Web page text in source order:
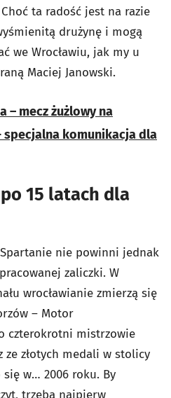
ta radość jest na razie
drużynę i mogą
we Wrocławiu, jak my u
Maciej Janowski.
– mecz żużlowy na
komunikacja dla
15 latach dla
nie powinni jednak
zaliczki. W
wrocławianie zmierzą się
– Motor
czterokrotni mistrzowie
złotych medali w stolicy
się w… 2006 roku. By